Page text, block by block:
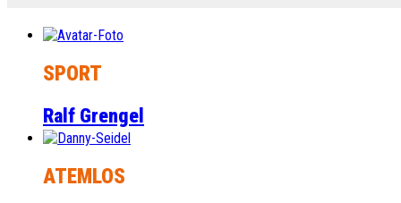
SPORT
Ralf Grengel
ATEMLOS